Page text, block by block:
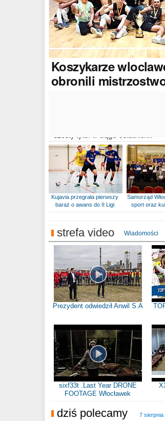
Koszykarze
obronili
Kujavia przegrała pierwszy
baraż o awans do II Ligi
Samorząd
sport oraz
strefa video Wiadomości
Prezydent odwiedził Anwil S.A
sixf33t .Last Year DRONE
FOOTAGE Włocławek
dziś polecamy 7 sierpnia